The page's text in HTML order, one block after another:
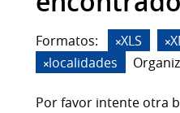
Formatos: XLS
localidades
Por favor intente otra